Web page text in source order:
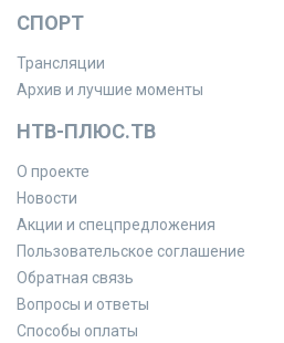
СПОРТ
Трансляции
Архив и лучшие моменты
НТВ-ПЛЮС.ТВ
О проекте
Новости
Акции и спецпредложения
Пользовательское соглашение
Обратная связь
Вопросы и ответы
Способы оплаты